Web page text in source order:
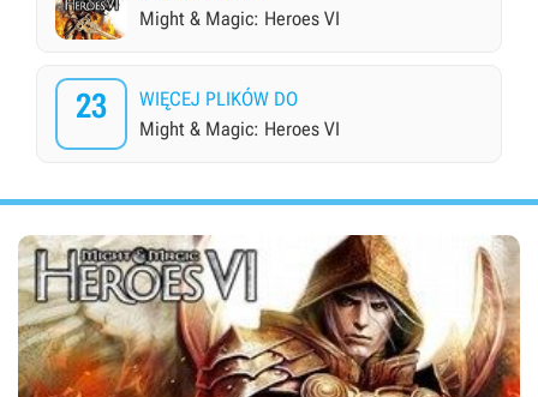
Might & Magic: Heroes VI
23
WIĘCEJ PLIKÓW DO
Might & Magic: Heroes VI